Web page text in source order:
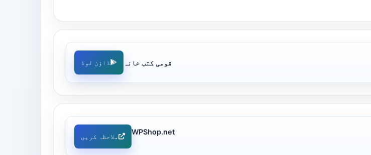
قومی کتب خانہ ڈاؤن لوڈ
WPShop.net
ملاحظہ کریں